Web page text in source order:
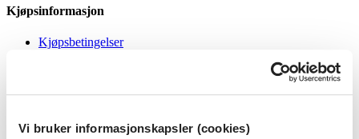
Vi bruker informasjonskapsler (cookies)
Kjøpsinformasjon
Kjøpsbetingelser
Informasjonskapsler
BondeKompaniet